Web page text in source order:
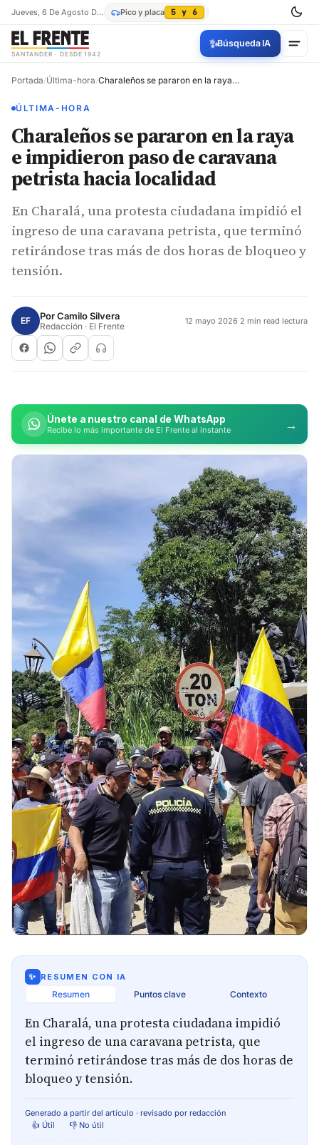
Jueves, 6 De Agosto De 2026 Pico y placa 5 y 6
SANTANDER · DESDE 1942
✨Búsqueda IA
Portada/Última-hora/ Charaleños se pararon en la raya e impidieron paso de caravana petrista hacia localidad
ÚLTIMA-HORA
Charaleños se pararon en la raya
e impidieron paso de caravana
petrista hacia localidad
En Charalá, una protesta ciudadana impidió el
ingreso de una caravana petrista, que terminó
retirándose tras más de dos horas de bloqueo y
tensión.
EF PorCamilo Silvera
Redacción · El Frente 12 mayo 2026·2 min read lectura
Únete a nuestro canal de WhatsApp
Recibe lo más importante de El Frente al instante →
✨ RESUMEN CON IA
Resumen Puntos clave Contexto
En Charalá, una protesta ciudadana impidió
el ingreso de una caravana petrista, que
terminó retirándose tras más de dos horas de
bloqueo y tensión.
Generado a partir del artículo · revisado por redacción
👍 Útil
👎 No útil